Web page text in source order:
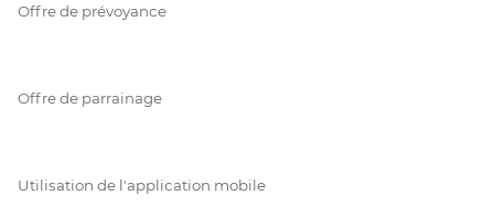
Offre de prévoyance
Offre de parrainage
Utilisation de l'application mobile